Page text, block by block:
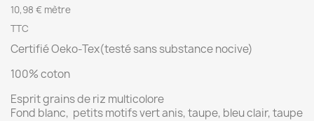
10,98 € mètre
TTC
Certifié Oeko-Tex(testé sans substance nocive)
100% coton
Esprit grains de riz multicolore
Fond blanc, petits motifs vert anis, taupe, bleu clair, taupe